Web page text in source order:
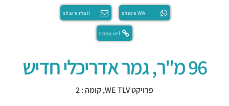
share WA
share mail
copy url
96 מ"ר, גמר אדריכלי חדיש
פרויקט WE TLV, קומה : 2